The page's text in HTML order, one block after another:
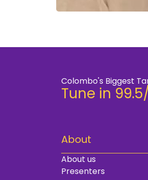
Colombo's Biggest
Tune in
About
About us
Presenters